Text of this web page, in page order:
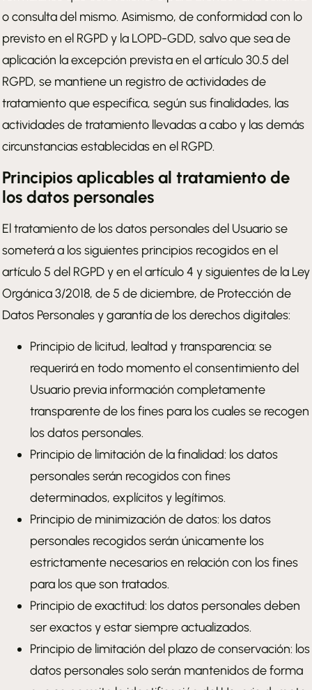
o consulta del mismo. Asimismo, de conformidad con lo
previsto en el RGPD y la LOPD-GDD, salvo que sea de
aplicación la excepción prevista en el artículo 30.5 del
RGPD, se mantiene un registro de actividades de
tratamiento que especifica, según sus finalidades, las
actividades de tratamiento llevadas a cabo y las demás
circunstancias establecidas en el RGPD.
Principios aplicables al tratamiento de
los datos personales
El tratamiento de los datos personales del Usuario se
someterá a los siguientes principios recogidos en el
artículo 5 del RGPD y en el artículo 4 y siguientes de la Ley
Orgánica 3/2018, de 5 de diciembre, de Protección de
Datos Personales y garantía de los derechos digitales:
Principio de licitud, lealtad y transparencia: se
requerirá en todo momento el consentimiento del
Usuario previa información completamente
transparente de los fines para los cuales se recogen
los datos personales.
Principio de limitación de la finalidad: los datos
personales serán recogidos con fines
determinados, explícitos y legítimos.
Principio de minimización de datos: los datos
personales recogidos serán únicamente los
estrictamente necesarios en relación con los fines
para los que son tratados.
Principio de exactitud: los datos personales deben
ser exactos y estar siempre actualizados.
Principio de limitación del plazo de conservación: los
datos personales solo serán mantenidos de forma